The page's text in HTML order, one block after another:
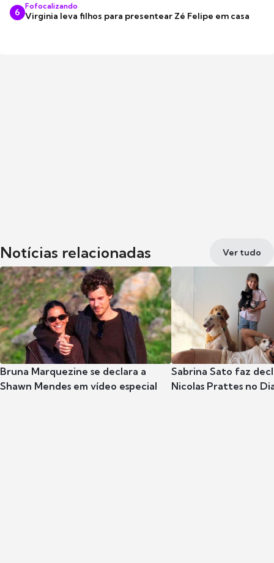
6
Fofocalizando
Virginia leva filhos para presentear Zé Felipe em casa
Notícias relacionadas Ver tudo
Bruna Marquezine se declara a
Shawn Mendes em vídeo especial
Sabrina Sato faz
Nicolas Prattes no